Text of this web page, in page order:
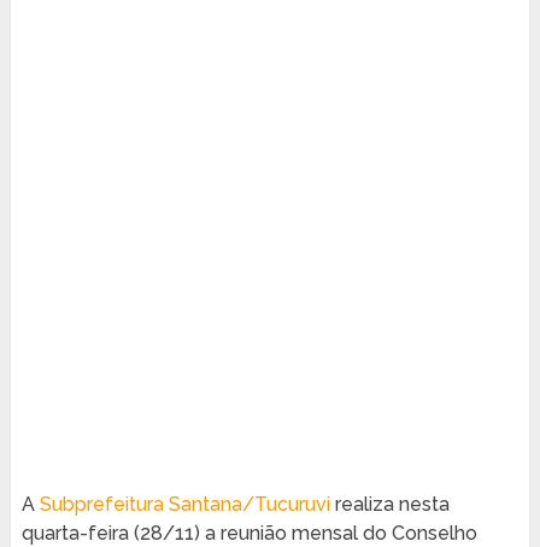
A Subprefeitura Santana/Tucuruvirealiza nesta
quarta-feira (28/11) a reunião mensal do Conselho